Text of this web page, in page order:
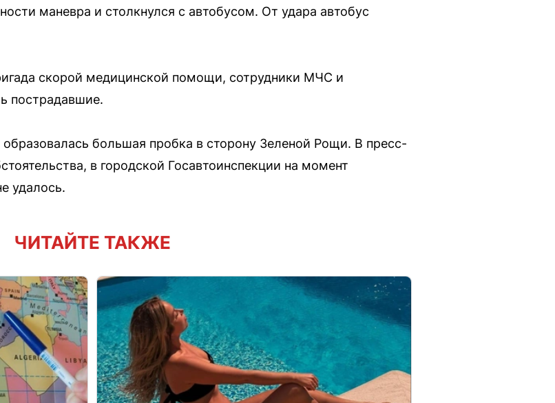
маневра и столкнулся с автобусом. От удара автобус
скорой медицинской помощи, сотрудники МЧС и
пострадавшие.
образовалась большая пробка в сторону Зеленой Рощи. В пресс-
в городской Госавтоинспекции на момент
удалось.
ЧИТАЙТЕ ТАКЖЕ